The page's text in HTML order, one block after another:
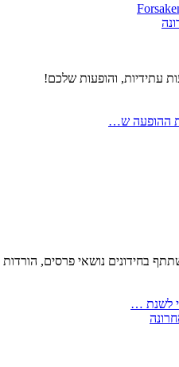
עתידיות, והופעות שלכם!
בחידונים נושאי פרסים, הורדות